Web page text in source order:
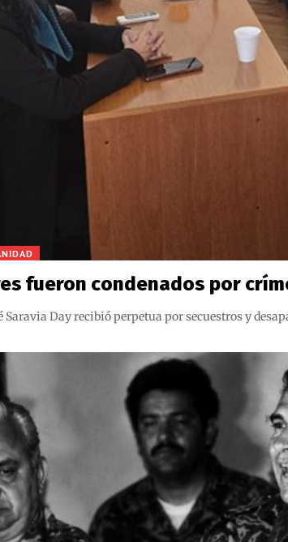
fueron condenados por
Day recibió perpetua por secuestros y